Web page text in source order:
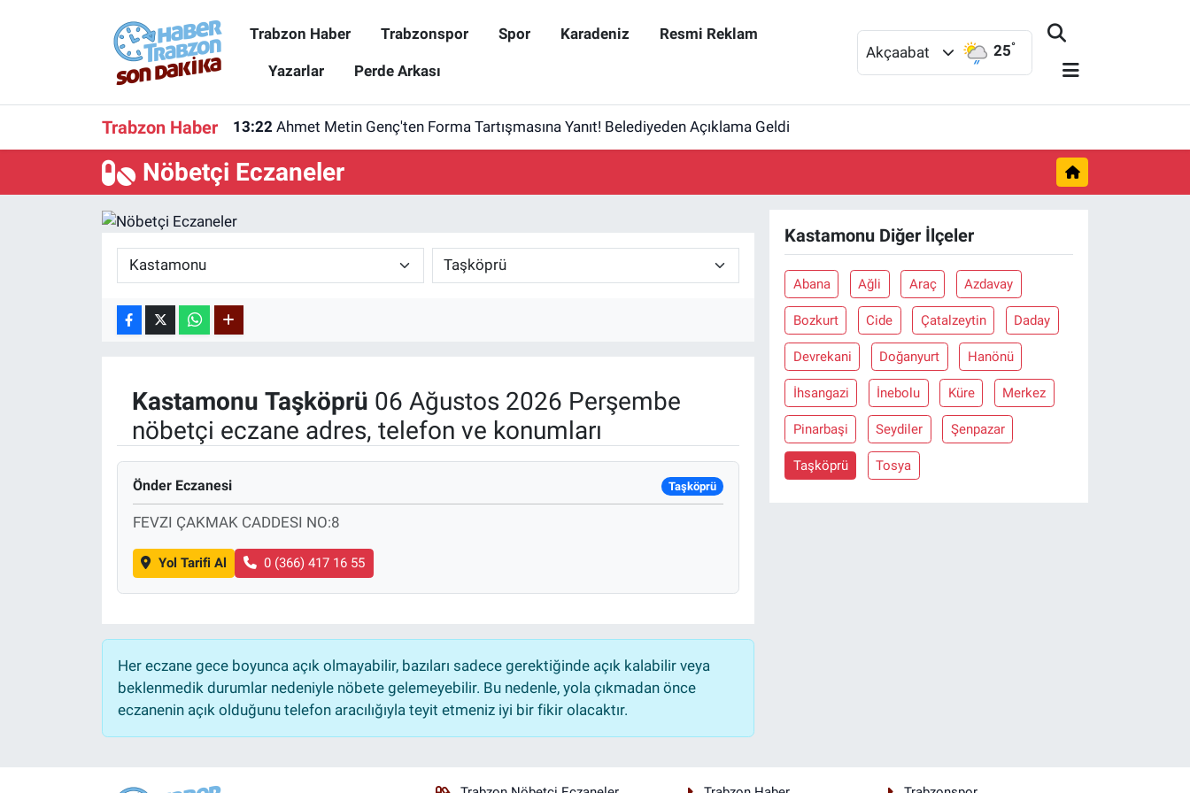
Trabzon Haber Trabzonspor Spor Karadeniz Resmi Reklam
Yazarlar Perde Arkası
Akçaabat 25°
Trabzon Haber 13:22 Ahmet Metin Genç'ten Forma Tartışmasına Yanıt! Belediyeden Açıklama Geldi
Nöbetçi Eczaneler
Kastamonu Taşköprü 06 Ağustos 2026 Perşembe
nöbetçi eczane adres, telefon ve konumları
Önder Eczanesi Taşköprü
FEVZI ÇAKMAK CADDESI NO:8
Yol Tarifi Al 0 (366) 417 16 55
Her eczane gece boyunca açık olmayabilir, bazıları sadece gerektiğinde açık kalabilir veya
beklenmedik durumlar nedeniyle nöbete gelemeyebilir. Bu nedenle, yola çıkmadan önce
eczanenin açık olduğunu telefon aracılığıyla teyit etmeniz iyi bir fikir olacaktır.
Kastamonu Diğer İlçeler
Abana Ağli Araç Azdavay
Bozkurt Cide Çatalzeytin Daday
Devrekani Doğanyurt Hanönü
İhsangazi İnebolu Küre Merkez
Pinarbaşi Seydiler Şenpazar
Taşköprü Tosya
Trabzon Haber
Resmi Reklam
Perde Arkası
Trabzon Nöbetçi Eczaneler
Trabzon Namaz Vakitleri
Süper Lig Puan Durumu ve Fikstür
Son Dakika Haberleri